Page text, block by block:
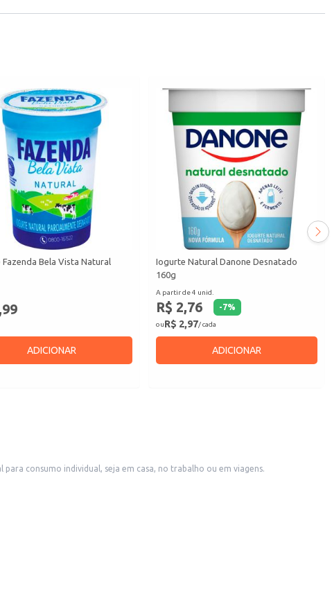
Bela Vista Natural
ADICIONAR
Iogurte Natural Danone Desnatado
160g
A partir de 4 unid.
R$ 2,76 -7%
ouR$ 2,97/ cada
ADICIONAR
consumo individual, seja em casa, no trabalho ou em viagens.